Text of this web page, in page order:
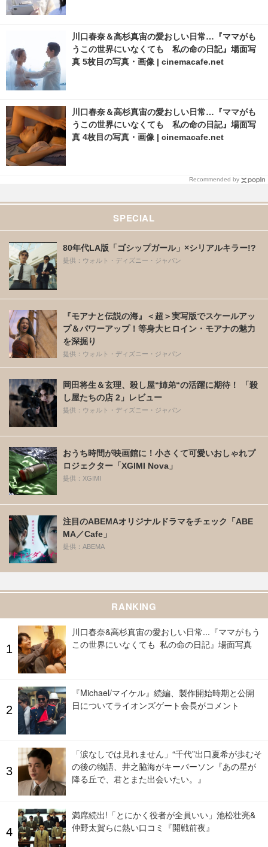
川口春奈＆高杉真宙の愛おしい日常…『ママがも
うこの世界にいなくても 私の命の日記』場面写
真 5枚目の写真・画像 | cinemacafe.net
川口春奈＆高杉真宙の愛おしい日常…『ママがも
うこの世界にいなくても 私の命の日記』場面写
真 4枚目の写真・画像 | cinemacafe.net
Recommended by
SPECIAL
80年代LA版「ゴシップガール」×シリアルキラー!?
提供：ウォルト・ディズニー・ジャパン
『モアナと伝説の海』＜超＞実写版でスケールアッ
プ＆パワーアップ！等身大ヒロイン・モアナの魅力
を深掘り
提供：ウォルト・ディズニー・ジャパン
岡田将生＆玄理、殺し屋“姉弟“の活躍に期待！ 「殺
し屋たちの店 2」レビュー
提供：ウォルト・ディズニー・ジャパン
おうち時間が映画館に！小さくて可愛いおしゃれプ
ロジェクター「XGIMI Nova」
提供：XGIMI
注目のABEMAオリジナルドラマをチェック「ABE
MA／Cafe」
提供：ABEMA
RANKING
川口春奈&高杉真宙の愛おしい日常...『ママがもう
この世界にいなくても 私の命の日記』場面写真
『Michael/マイケル』続編、製作開始時期と公開
日についてライオンズゲート会長がコメント
「涙なしでは見れません」“千代”出口夏希が歩むそ
の後の物語、井之脇海がキーパーソン『あの星が
降る丘で、君とまた出会いたい。』
満席続出!「とにかく役者が全員いい」池松壮亮&
仲野太賀らに熱い口コミ『開戦前夜』